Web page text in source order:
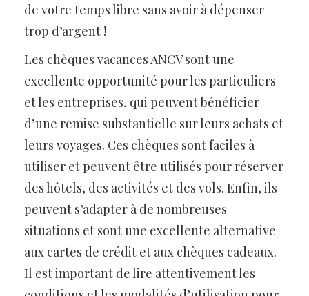
de votre temps libre sans avoir à dépenser
trop d’argent !
Les chèques vacances ANCV sont une
excellente opportunité pour les particuliers
et les entreprises, qui peuvent bénéficier
d’une remise substantielle sur leurs achats et
leurs voyages. Ces chèques sont faciles à
utiliser et peuvent être utilisés pour réserver
des hôtels, des activités et des vols. Enfin, ils
peuvent s’adapter à de nombreuses
situations et sont une excellente alternative
aux cartes de crédit et aux chèques cadeaux.
Il est important de lire attentivement les